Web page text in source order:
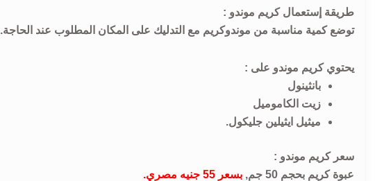
طريقة إستعمال كريم موندو :
توضع كمية مناسبة من موندوکريم مع التدليك على المكان المطلوب عند الحاجة.
يحتوي كريم موندو على :
بانثينول
زيت الكاموميل
ميثيل ايثيلين جليكول.
سعر كريم موندو :
عبوة كريم بحجم 50 جم,
بسعر 55 جنيه مصري.